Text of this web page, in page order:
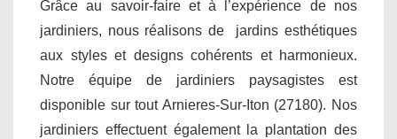
Grâce au savoir-faire et à l’expérience de nos
jardiniers, nous réalisons de jardins esthétiques
aux styles et designs cohérents et harmonieux.
Notre équipe de jardiniers paysagistes est
disponible sur tout Arnieres-Sur-Iton (27180). Nos
jardiniers effectuent également la plantation des